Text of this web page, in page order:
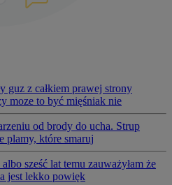
guz z całkiem prawej strony
moze to być mięśniak nie
od brody do ucha. Strup
plamy, które smaruj
sześć lat temu zauważyłam że
jest lekko powięk